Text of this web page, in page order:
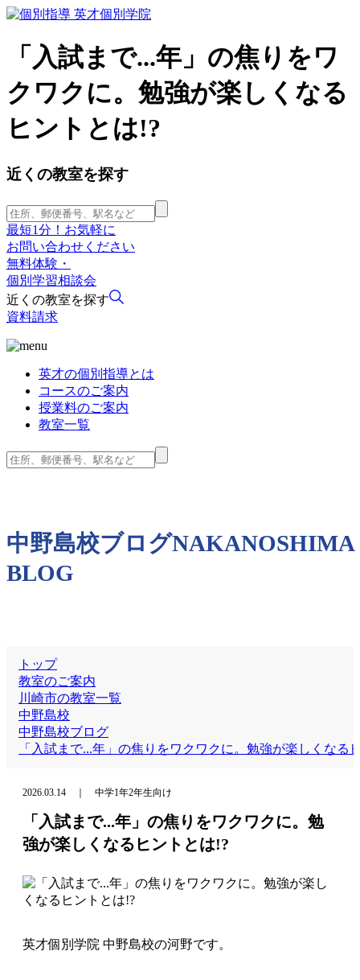
「入試まで...年」の焦りをワ
クワクに。勉強が楽しくなる
ヒントとは!?
近くの教室を探す
最短1分！お気軽に
お問い合わせください
無料体験・
個別学習相談会
近くの教室を探す
資料請求
英才の個別指導とは
コースのご案内
授業料のご案内
教室一覧
中野島校ブログNAKANOSHIMA
BLOG
トップ
教室のご案内
川崎市の教室一覧
中野島校
中野島校ブログ
「入試まで...年」の焦りをワクワクに。勉強が楽しくなる
2026.03.14 ｜ 中学1年2年生向け
「入試まで...年」の焦りをワクワクに。勉
強が楽しくなるヒントとは!?
英才個別学院 中野島校の河野です。